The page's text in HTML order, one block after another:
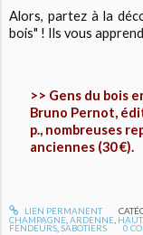
Alors, partez à la
bois" ! Ils vous
>> Gens du bois
Bruno Pernot,
p., nombreuses
anciennes (30 €).
LIEN PERMANENT
CHAMPAGNE ,ARDENNE
FENDEURS ,SABOTIERS 0